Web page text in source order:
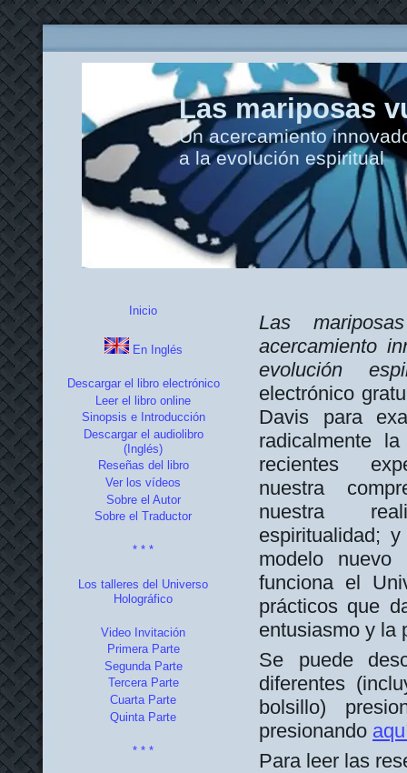
Las mariposas
Un acercamiento
a la evolución espiritual
Inicio
En Inglés
Descargar el libro electrónico
Leer el libro online
Sinopsis e Introducción
Descargar el audiolibro
(Inglés)
Reseñas del libro
Ver los vídeos
Sobre el Autor
Sobre el Traductor
* * *
Los talleres del Universo
Holográfico
Video Invitación
Primera Parte
Segunda Parte
Tercera Parte
Cuarta Parte
Quinta Parte
* * *
Las
acercamiento
evolución
electrónico
Davis para
radicalmente
recientes
nuestra
nuestra
espiritualidad;
modelo
funciona el
prácticos que
entusiasmo y la
Se puede
diferentes
bolsillo)
presionando
Para leer las